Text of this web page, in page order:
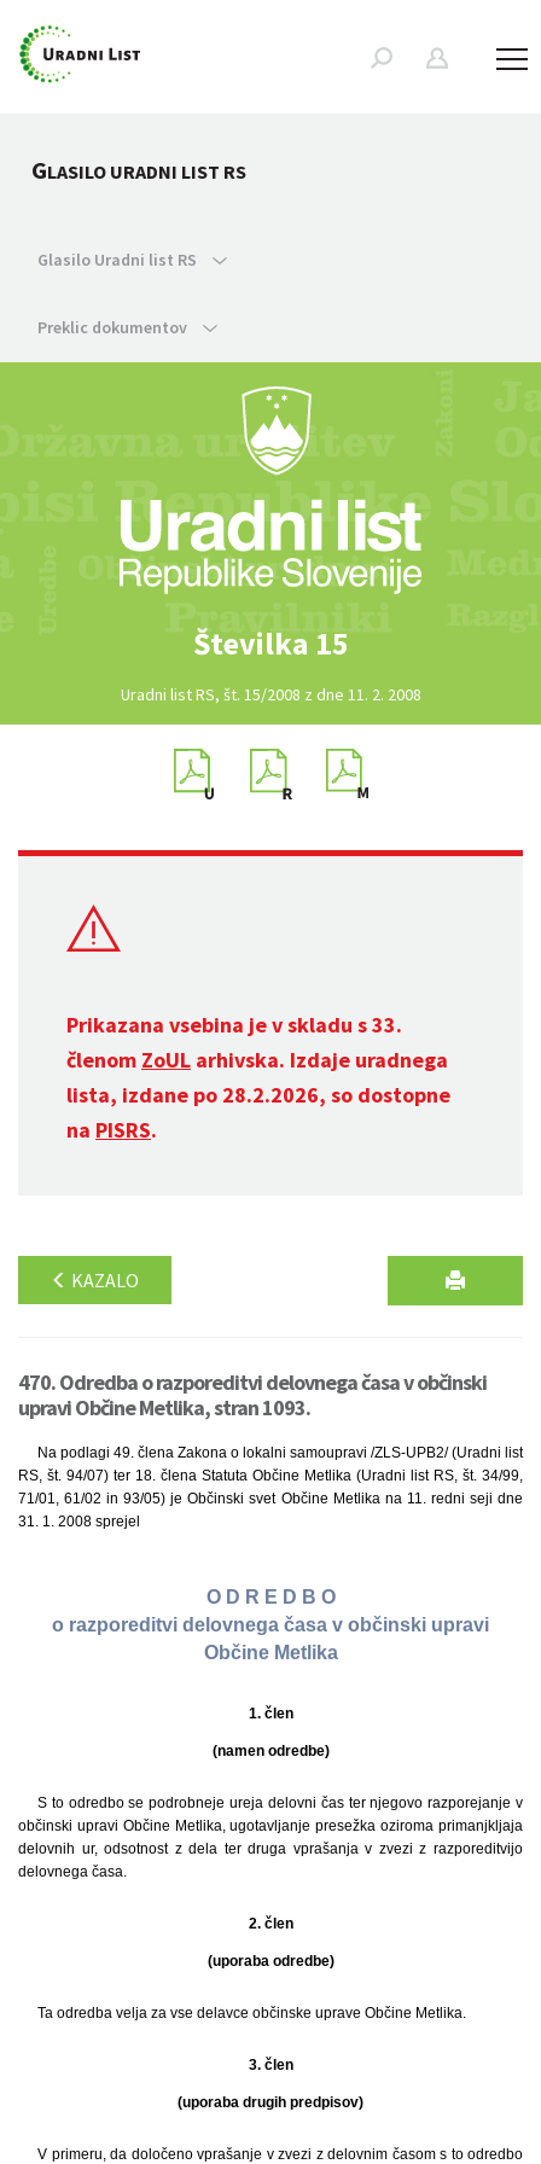
GLASILO URADNI LIST RS
Glasilo Uradni list RS
Preklic dokumentov
Številka 15
Uradni list RS, št. 15/2008 z dne 11. 2. 2008
Prikazana vsebina je v skladu s 33.
členom ZoUL arhivska. Izdaje uradnega
lista, izdane po 28.2.2026, so dostopne
na PISRS.
KAZALO
470. Odredba o razporeditvi delovnega časa v občinski
upravi Občine Metlika, stran 1093.
Na podlagi 49. člena Zakona o lokalni samoupravi /ZLS-UPB2/ (Uradni list
RS, št. 94/07) ter 18. člena Statuta Občine Metlika (Uradni list RS, št. 34/99,
71/01, 61/02 in 93/05) je Občinski svet Občine Metlika na 11. redni seji dne
31. 1. 2008 sprejel
O D R E D B O
o razporeditvi delovnega časa v občinski upravi
Občine Metlika
1. člen
(namen odredbe)
S to odredbo se podrobneje ureja delovni čas ter njegovo razporejanje v
občinski upravi Občine Metlika, ugotavljanje presežka oziroma primanjkljaja
delovnih ur, odsotnost z dela ter druga vprašanja v zvezi z razporeditvijo
delovnega časa.
2. člen
(uporaba odredbe)
Ta odredba velja za vse delavce občinske uprave Občine Metlika.
3. člen
(uporaba drugih predpisov)
V primeru, da določeno vprašanje v zvezi z delovnim časom s to odredbo